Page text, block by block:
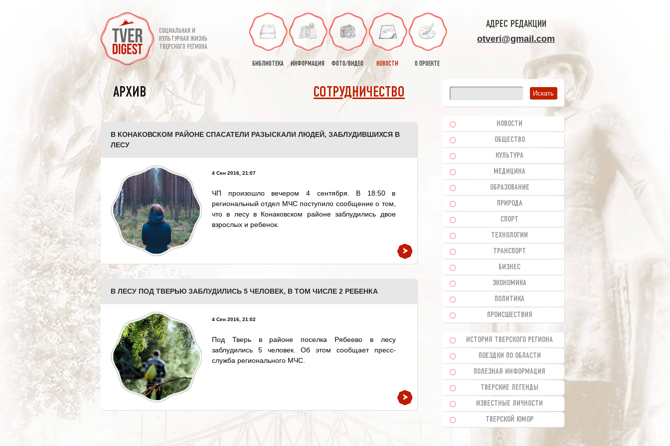
СОЦИАЛЬНАЯ И
КУЛЬТУРНАЯ ЖИЗНЬ
ТВЕРСКОГО РЕГИОНА
БИБЛИОТЕКА ИНФОРМАЦИЯ ФОТО/ВИДЕО НОВОСТИ О ПРОЕКТЕ
АДРЕС РЕДАКЦИИ
otveri@gmail.com
АРХИВ СОТРУДНИЧЕСТВО
В КОНАКОВСКОМ РАЙОНЕ СПАСАТЕЛИ РАЗЫСКАЛИ ЛЮДЕЙ, ЗАБЛУДИВШИХСЯ В
ЛЕСУ
4 Сен 2016, 21:07
ЧП произошло вечером 4 сентября. В 18:50 в
региональный отдел МЧС поступило сообщение о том,
что в лесу в Конаковском районе заблудились двое
взрослых и ребенок.
В ЛЕСУ ПОД ТВЕРЬЮ ЗАБЛУДИЛИСЬ 5 ЧЕЛОВЕК, В ТОМ ЧИСЛЕ 2 РЕБЕНКА
4 Сен 2016, 21:02
Под Тверь в районе поселка Рябеево в лесу
заблудились 5 человек. Об этом сообщает пресс-
служба регионального МЧС.
НОВОСТИ
ОБЩЕСТВО
КУЛЬТУРА
МЕДИЦИНА
ОБРАЗОВАНИЕ
ПРИРОДА
СПОРТ
ТЕХНОЛОГИИ
ТРАНСПОРТ
БИЗНЕС
ЭКОНОМИКА
ПОЛИТИКА
ПРОИСШЕСТВИЯ
ИСТОРИЯ ТВЕРСКОГО РЕГИОНА
ПОЕЗДКИ ПО ОБЛАСТИ
ПОЛЕЗНАЯ ИНФОРМАЦИЯ
ТВЕРСКИЕ ЛЕГЕНДЫ
ИЗВЕСТНЫЕ ЛИЧНОСТИ
ТВЕРСКОЙ ЮМОР